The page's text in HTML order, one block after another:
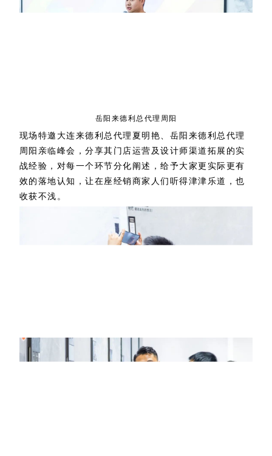
岳阳来德利总代理周阳
现场特邀大连来德利总代理夏明艳、岳阳来德利总代理
周阳亲临峰会，分享其门店运营及设计师渠道拓展的实
战经验，对每一个环节分化阐述，给予大家更实际更有
效的落地认知，让在座经销商家人们听得津津乐道，也
收获不浅。